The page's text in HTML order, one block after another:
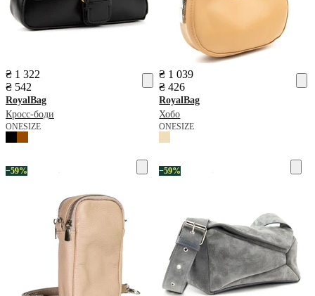
₴ 1 322
₴ 542
RoyalBag
Кросс-боди
ONESIZE
₴ 1 039
₴ 426
RoyalBag
Хобо
ONESIZE
−59% −59%